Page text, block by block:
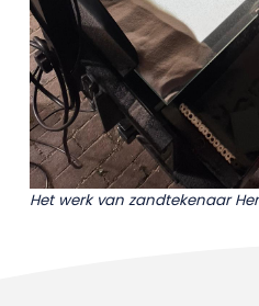
Het werk van zandtekenaar